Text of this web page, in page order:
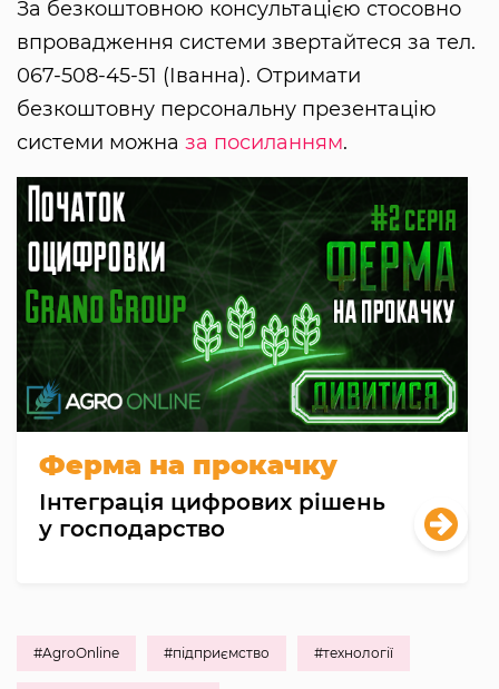
За безкоштовною консультацією стосовно
впровадження системи звертайтеся за тел.
067-508-45-51 (Іванна). Отримати
безкоштовну персональну презентацію
системи можна за посиланням.
Ферма на прокачку
Інтеграція цифрових рішень
у господарство
#AgroOnline #підприємство #технології